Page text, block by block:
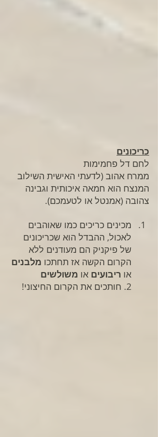
כריכונים
לחם דל פחמימות
ממרח אהוב (לדעתי האישית השילוב
המנצח הוא חמאה איכותית וגבינה
צהובה (אמנטל או לטעמכם).
מכינים כריכים כמו שאוהבים
לאכול, ההבדל הוא שכריכונים
של פיקניק הם מעודנים ללא
הקרום הקשה אז תחתכו מלבנים
או ריבועים או משולשים
2. חותכים את הקרום החיצוני!